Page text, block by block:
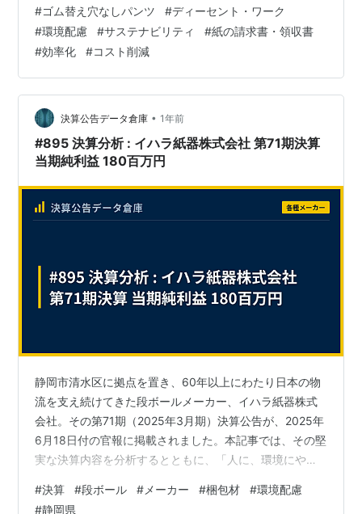
提にしていないよね。 交換して長く履いてもらおうとは
思わないんだ。 それなりの大手企業なので「環境配慮」
「サステナビリティ」はうたっているはず。 そことの整
合性はどうなんだろうなぁ。 金のことしか考えていない
と見えるなぁ。 安いパンツなんで、ゴム穴なんて作って
いる場合ではないんです。 伸び…
#ゴム替え穴なしパンツ #ディーセント・ワーク
#環境配慮 #サステナビリティ #紙の請求書・領収書
#効率化 #コスト削減
決算公告データ倉庫 • 1年前
#895 決算分析 : イハラ紙器株式会社 第71期決算
当期純利益 180百万円
静岡市清水区に拠点を置き、60年以上にわたり日本の物
流を支え続けてきた段ボールメーカー、イハラ紙器株式
会社。その第71期（2025年3月期）決算公告が、2025年
6月18日付の官報に掲載されました。本記事では、その堅
実な決算内容を分析するとともに、「人に、環境にやさ
同社の企業姿勢と今後の展望に迫ります。
#決算 #段ボール # メーカー #梱包材 #環境配慮
#静岡県